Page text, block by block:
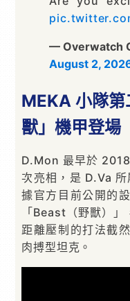
— Overwatch
August 2,
MEKA 小隊
獸」機甲登場
D.Mon 最早於
次亮相，是 D.Va
據官方目前公開的
「Beast（野獸）
距離壓制的打法截
肉搏型坦克。